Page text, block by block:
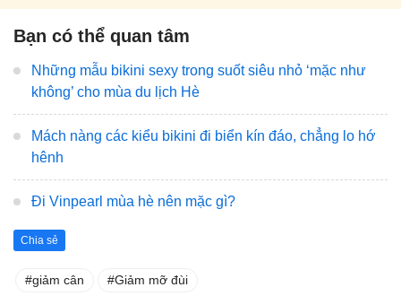
Bạn có thể quan tâm
Những mẫu bikini sexy trong suốt siêu nhỏ ‘mặc như
không’ cho mùa du lịch Hè
Mách nàng các kiểu bikini đi biển kín đáo, chẳng lo hớ
hênh
Đi Vinpearl mùa hè nên mặc gì?
Chia sẻ
giảm cân Giảm mỡ đùi